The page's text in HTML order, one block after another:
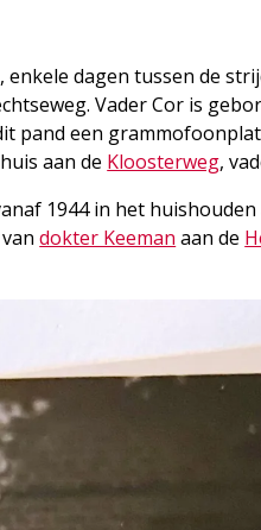
dagen tussen de
Vader Cor is
pand een
aan de Kloosterweg,
1944 in het
vandokter Keeman aan de